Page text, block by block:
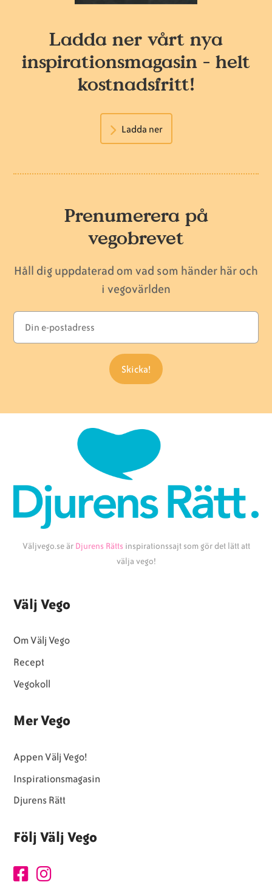
Ladda ner vårt nya
inspirationsmagasin - helt
kostnadsfritt!
Ladda ner
Prenumerera på
vegobrevet
Håll dig uppdaterad om vad som händer här och
i vegovärlden
Väljvego.se är Djurens Rätts inspirationssajt som gör det lätt att
välja vego!
Välj Vego
Om Välj Vego
Recept
Vegokoll
Mer Vego
Appen Välj Vego!
Inspirationsmagasin
Djurens Rätt
Följ Välj Vego